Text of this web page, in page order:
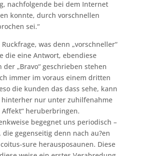
nachfolgende bei dem Internet
konnte, durch vorschnellen
sei.“
was denn „vorschneller“
die eine Antwort, ebendiese
„Bravo“ geschrieben stehen
immer im voraus einem dritten
die kunden das dass sehe, kann
hinterher nur unter zuhilfenahme
heruberbringen.
begegnet uns periodisch –
gegenseitig denn nach au?en
sure herausposaunen. Diese